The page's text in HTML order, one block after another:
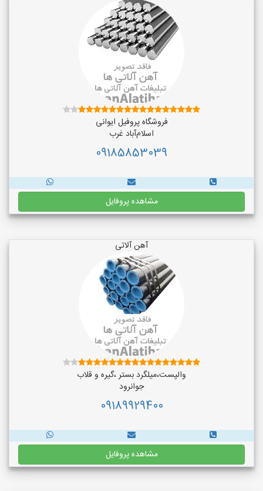
فروشگاه پروفیل ایوانی
اسلام‌آباد غرب
09185853039
مشاهده پروفایل
آهن آلاتی
والپست،میلگرد بستر ،گیره و قلاب
جوانرود
09189929400
مشاهده پروفایل